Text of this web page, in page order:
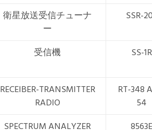
衛星放送受信チューナ
ー
SSR-
受信機 SS-1R
RECEIBER-TRANSMITTER
RADIO
RT-348
54
SPECTRUM ANALYZER